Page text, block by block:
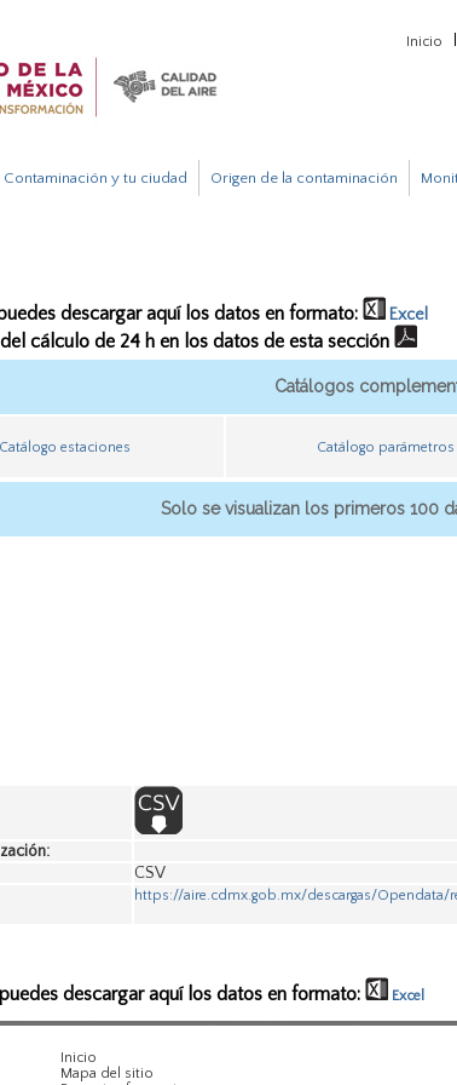
Inicio
Contaminación y tu ciudad Origen de la contaminación
descargar aquí los datos en formato: Excel
cálculo de 24 h en los datos de esta sección
Catálogos
Catálogo estaciones Catálogo parámetros
Solo se visualizan los primeros 100
CSV
https://aire.cdmx.gob.mx/descargas/Opendata/
descargar aquí los datos en formato: Excel
Inicio
Mapa del sitio